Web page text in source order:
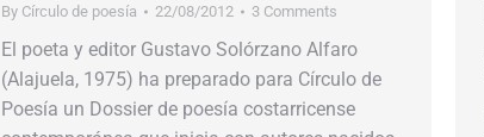
By Círculo de poesía 22/08/2012 3 Comments
El poeta y editor Gustavo Solórzano Alfaro
(Alajuela, 1975) ha preparado para Círculo de
Poesía un Dossier de poesía costarricense